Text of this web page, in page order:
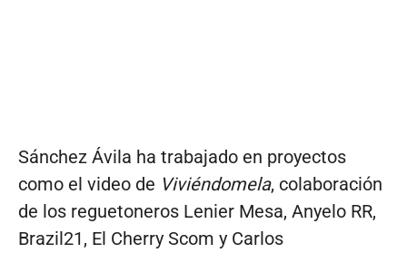
Sánchez Ávila ha trabajado en proyectos
como el video de Viviéndomela, colaboración
de los reguetoneros Lenier Mesa, Anyelo RR,
Brazil21, El Cherry Scom y Carlos